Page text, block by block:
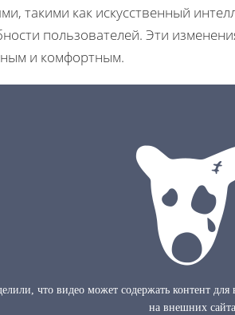
такими как искусственный
пользователей. Эти
и комфортным.